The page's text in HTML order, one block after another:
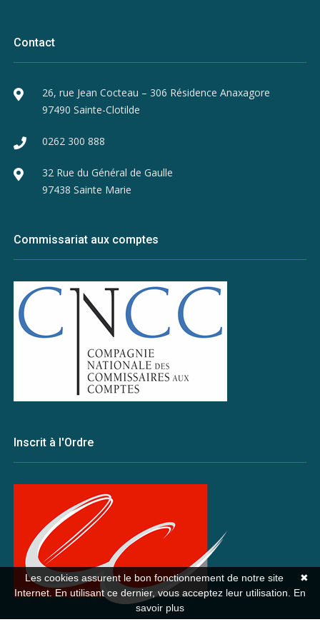
Contact
26, rue Jean Cocteau – 306 Résidence Anaxagore
97490 Sainte-Clotilde
0262 300 888
32 Rue du Général de Gaulle
97438 Sainte Marie
Commissariat aux comptes
Inscrit à l'Ordre
✖
Les cookies assurent le bon fonctionnement de notre site
Internet. En utilisant ce dernier, vous acceptez leur utilisation. En
savoir plus